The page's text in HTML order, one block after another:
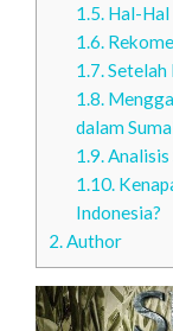
1.5.Hal-Hal
1.6.
1.7.Setelah
1.8.
dalam
1.9.Analisis
1.10.
Indonesia?
2.Author